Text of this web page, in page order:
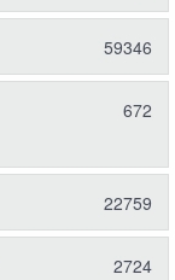
59346
672
22759
2724